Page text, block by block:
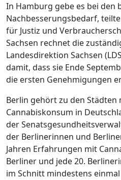
In Hamburg gebe es bei
Nachbesserungsbedarf,
für Justiz und
Sachsen rechnet die
Landesdirektion Sachsen
damit, dass sie Ende
die ersten Genehmigungen
Berlin gehört zu den Städten
Cannabiskonsum in
der
der Berlinerinnen und
Jahren Erfahrungen mit
Berliner und jede 20.
im Schnitt mindestens